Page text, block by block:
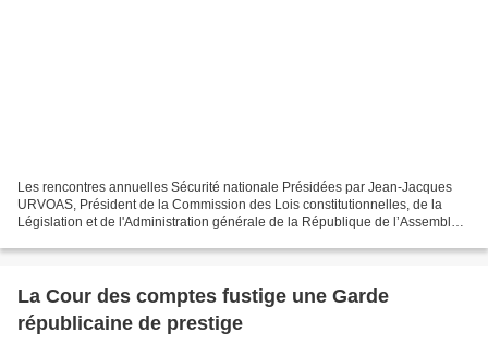
Les rencontres annuelles Sécurité nationale Présidées par Jean-Jacques
URVOAS, Président de la Commission des Lois constitutionnelles, de la
Législation et de l'Administration générale de la République de l’Assemblée
La Cour des comptes fustige une Garde
républicaine de prestige